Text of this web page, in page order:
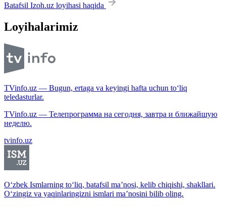
Batafsil Izoh.uz loyihasi haqida
Loyihalarimiz
TVinfo.uz — Bugun, ertaga va keyingi hafta uchun to‘liq
teledasturlar.
TVinfo.uz — Телепрограмма на сегодня, завтра и ближайшую
неделю.
tvinfo.uz
O‘zbek Ismlarning to‘liq, batafsil ma’nosi, kelib chiqishi, shakllari.
O‘zingiz va yaqinlaringizni ismlari ma’nosini bilib oling.